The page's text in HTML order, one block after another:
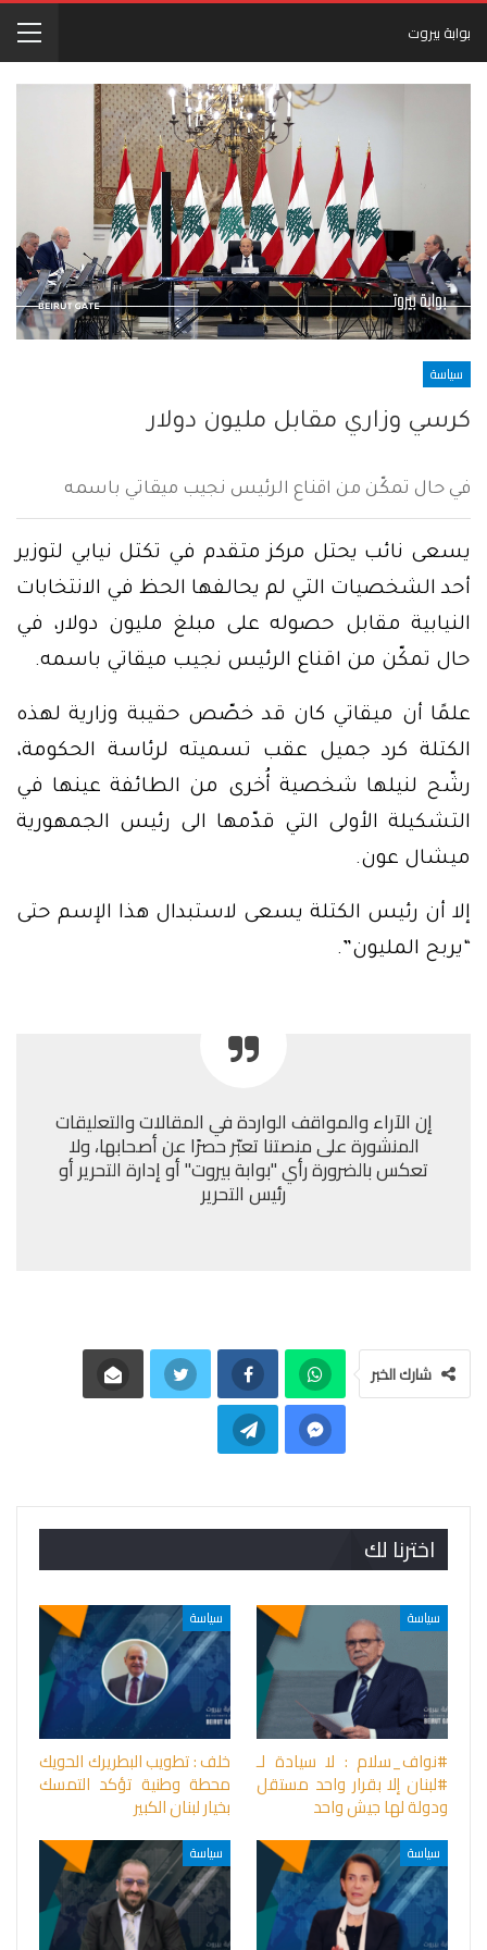
بوابة بيروت
سياسة
كرسي وزاري مقابل مليون دولار
في حال تمكّن من اقناع الرئيس نجيب ميقاتي باسمه
يسعى نائب يحتل مركز متقدم في تكتل نيابي لتوزير
أحد الشخصيات التي لم يحالفها الحظ في الانتخابات
النيابية مقابل حصوله على مبلغ مليون دولار، في
حال تمكّن من اقناع الرئيس نجيب ميقاتي باسمه.
علمًا أن ميقاتي كان قد خصّص حقيبة وزارية لهذه
الكتلة كرد جميل عقب تسميته لرئاسة الحكومة،
رشّح لنيلها شخصية أُخرى من الطائفة عينها في
التشكيلة الأولى التي قدّمها الى رئيس الجمهورية
ميشال عون.
إلا أن رئيس الكتلة يسعى لاستبدال هذا الإسم حتى
“يربح المليون”.
إن الآراء والمواقف الواردة في المقالات والتعليقات
المنشورة على منصتنا تعبّر حصرًا عن أصحابها، ولا
تعكس بالضرورة رأي "بوابة بيروت" أو إدارة التحرير أو
رئيس التحرير
شارك الخبر
اخترنا لك
سياسة
#نواف_سلام : لا سيادة لـ
#لبنان إلا بقرار واحد مستقل
ودولة لها جيش واحد
سياسة
خلف : تطويب البطريرك الحويك
محطة وطنية تؤكد التمسك
بخيار لبنان الكبير
سياسة سياسة